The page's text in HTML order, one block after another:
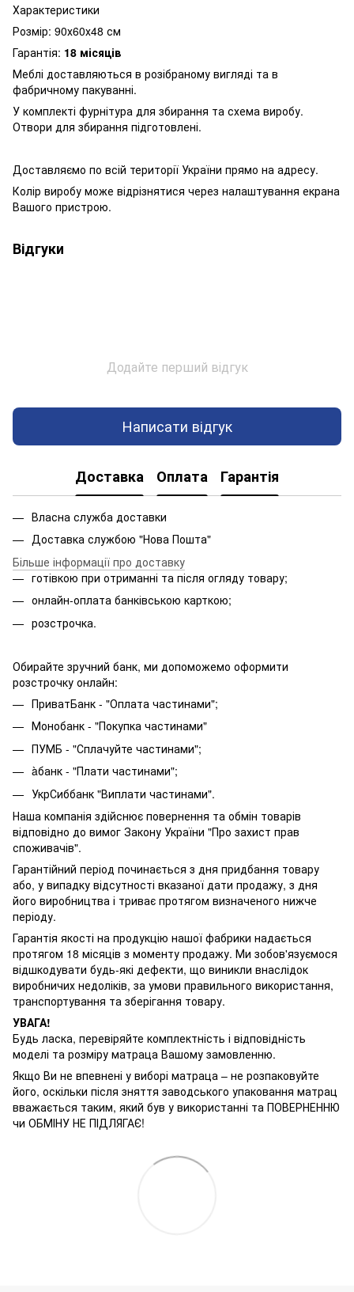
Характеристики
Розмір: 90х60х48 см
Гарантія: 18 місяців
Меблі доставляються в розібраному вигляді та в
фабричному пакуванні.
У комплекті фурнітура для збирання та схема виробу.
Отвори для збирання підготовлені.
Доставляємо по всій території України прямо на адресу.
Колір виробу може відрізнятися через налаштування екрана
Вашого пристрою.
Відгуки
Додайте перший відгук
Написати відгук
Доставка Оплата Гарантія
Власна служба доставки
Доставка службою "Нова Пошта"
Більше інформації про доставку
готівкою при отриманні та після огляду товару;
онлайн-оплата банківською карткою;
розстрочка.
Обирайте зручний банк, ми допоможемо оформити
розстрочку онлайн:
ПриватБанк - "Оплата частинами";
Монобанк - "Покупка частинами"
ПУМБ - "Сплачуйте частинами";
àбанк - "Плати частинами";
УкрСиббанк "Виплати частинами".
Наша компанія здійснює повернення та обмін товарів
відповідно до вимог Закону України "Про захист прав
споживачів".
Гарантійний період починається з дня придбання товару
або, у випадку відсутності вказаної дати продажу, з дня
його виробництва і триває протягом визначеного нижче
періоду.
Гарантія якості на продукцію нашої фабрики надається
протягом 18 місяців з моменту продажу. Ми зобов'язуємося
відшкодувати будь-які дефекти, що виникли внаслідок
виробничих недоліків, за умови правильного використання,
транспортування та зберігання товару.
УВАГА!
Будь ласка, перевіряйте комплектність і відповідність
моделі та розміру матраца Вашому замовленню.
Якщо Ви не впевнені у виборі матраца – не розпаковуйте
його, оскільки після зняття заводського упаковання матрац
вважається таким, який був у використанні та ПОВЕРНЕННЮ
чи ОБМІНУ НЕ ПІДЛЯГАЄ!